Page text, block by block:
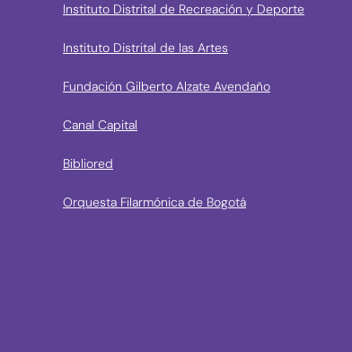
Instituto Distrital de Recreación y Deporte
Instituto Distrital de las Artes
Fundación Gilberto Alzate Avendaño
Canal Capital
Bibliored
Orquesta Filarmónica de Bogotá